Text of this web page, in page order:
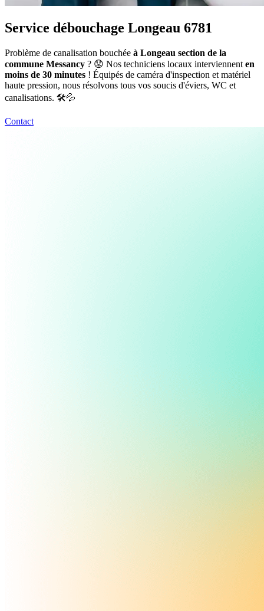
Service débouchage Longeau 6781
Problème de canalisation bouchée à Longeau section de la
commune Messancy ? 😟 Nos techniciens locaux interviennent en
moins de 30 minutes ! Équipés de caméra d'inspection et matériel
haute pression, nous résolvons tous vos soucis d'éviers, WC et
canalisations. 🛠️💦
Contact